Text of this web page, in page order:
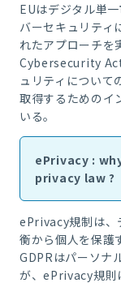
EUはデジタル単
バーセキュリティ
れたアプローチを
Cybersecurity
ュリティについて
取得するためのイ
いる。
ePrivacy :
privacy law ?
ePrivacy規制は、
衡から個人を保護
GDPRはパーソナ
が、ePrivacy規則